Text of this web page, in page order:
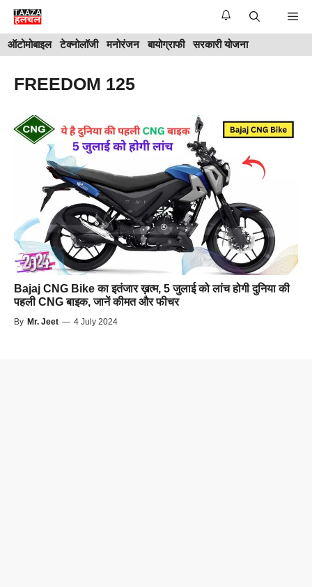
Skip
content
ऑटोमोबाइल टेक्नोलॉजी मनोरंजन बायोग्राफी सरकारी योजना
FREEDOM 125
Bajaj CNG Bike का इतंजार ख़त्म, 5 जुलाई को लांच होगी दुनिया की
पहली CNG बाइक, जानें कीमत और फीचर
By Mr. Jeet — 4 July 2024